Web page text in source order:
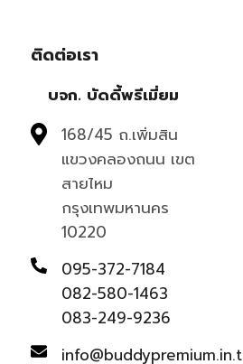
ติดต่อเรา
บจก. บัดดี้พรีเมี่ยม
168/45 ถ.เพิ่มสิน
แขวงคลองถนน เขต
สายไหม
กรุงเทพมหานคร
10220
095-372-7184
082-580-1463
083-249-9236